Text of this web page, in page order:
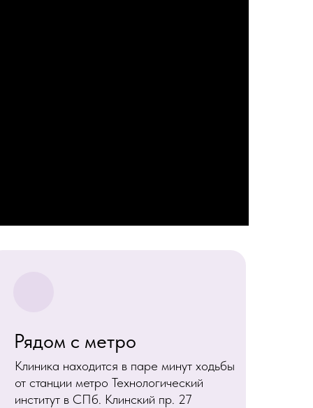
Рядом с метро
Клиника находится в паре минут ходьбы
от станции метро Технологический
институт в СПб. Клинский пр. 27